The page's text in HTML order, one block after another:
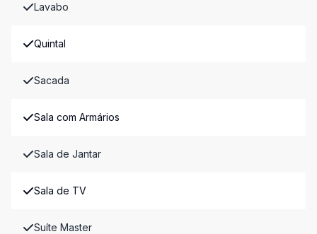
Lavabo
Quintal
Sacada
Sala com Armários
Sala de Jantar
Sala de TV
Suíte Master